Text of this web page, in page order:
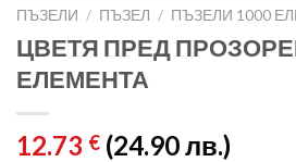
ПЪЗЕЛИ / ПЪЗЕЛ / ПЪЗЕЛИ 1000
ЦВЕТЯ ПРЕД
ЕЛЕМЕНТА
12.73 € (24.90 лв.)